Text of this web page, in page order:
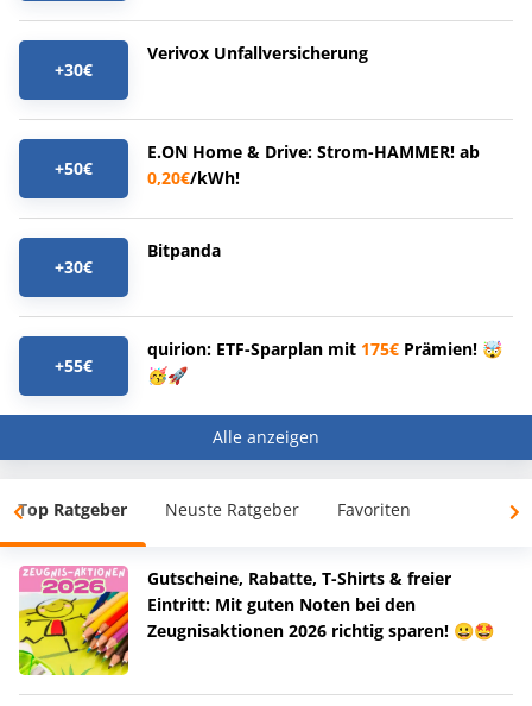
+30€
Verivox Unfallversicherung
+50€
E.ON Home & Drive: Strom-HAMMER! ab
0,20€/kWh!
+30€
Bitpanda
+55€
quirion: ETF-Sparplan mit 175€ Prämien! 🤯
🥳🚀
Alle anzeigen
Top Ratgeber Neuste Ratgeber Favoriten
Gutscheine, Rabatte, T-Shirts & freier
Eintritt: Mit guten Noten bei den
Zeugnisaktionen 2026 richtig sparen! 😀🤩